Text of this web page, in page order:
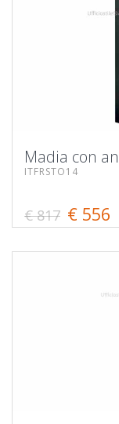
Madia con
ITFRSTO14
€ 817 € 556